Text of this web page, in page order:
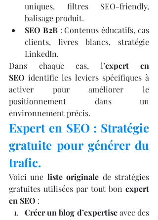
uniques, filtres SEO-friendly,
balisage produit.
SEO B2B : Contenus éducatifs, cas
clients, livres blancs, stratégie
LinkedIn.
Dans chaque cas, l’expert en
SEO identifie les leviers spécifiques à
activer pour améliorer le
positionnement dans un
environnement précis.
Expert en SEO : Stratégie
gratuite pour générer du
trafic.
Voici une liste originale de stratégies
gratuites utilisées par tout bon expert
en SEO :
Créer un blog d’expertise avec des